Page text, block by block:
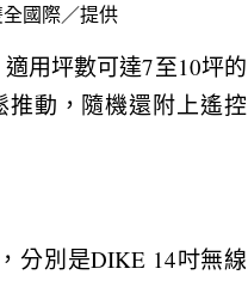
國際／提供
用坪數可達7至10坪的
動，隨機還附上遙控
分別是DIKE 14吋無線